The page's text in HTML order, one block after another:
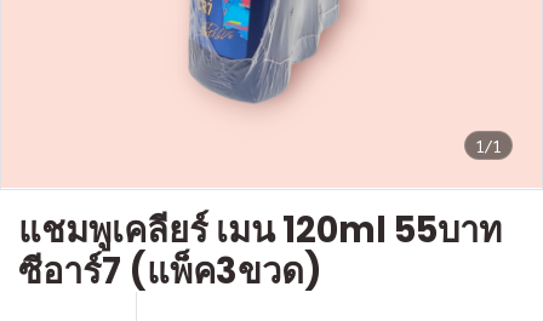
1/1
แชมพูเคลียร์ เมน 120ml 55บาท
ซีอาร์7 (แพ็ค3ขวด)